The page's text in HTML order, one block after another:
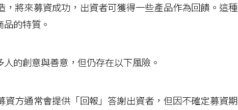
將來募資成功，出資者可獲得一些產品作為回饋。這種
的特質。
的創意與善意，但仍存在以下風險。
方通常會提供「回報」答謝出資者，但因不確定募資期